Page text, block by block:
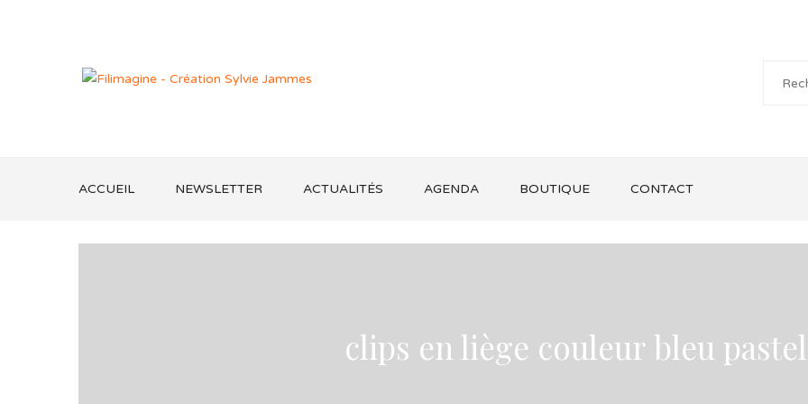
ACCUEIL NEWSLETTER ACTUALITÉS AGENDA BOUTIQUE CONTACT
clips en liège couleur bleu